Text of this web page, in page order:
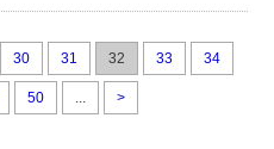
30 31 32 33 34
50 ... >